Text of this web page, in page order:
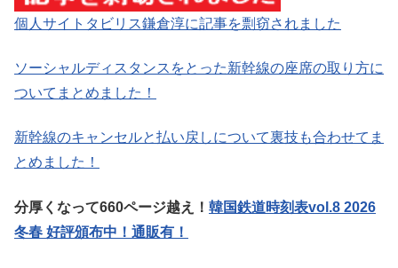
個人サイトタビリス鎌倉淳に記事を剽窃されました
ソーシャルディスタンスをとった新幹線の座席の取り方に
ついてまとめました！
新幹線のキャンセルと払い戻しについて裏技も合わせてま
とめました！
分厚くなって660ページ越え！ 韓国鉄道時刻表vol.8 2026
冬春 好評頒布中！通販有！